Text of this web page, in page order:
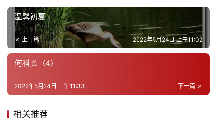
儿
娱
乐
专
温馨初夏
上一篇 2022年5月24日 上午11:02
何科长（4）
下一篇
2022年5月24日 上午11:33
相关推荐